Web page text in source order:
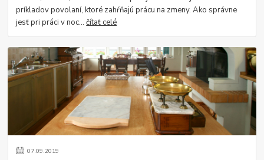
príkladov povolaní, ktoré zahŕňajú prácu na zmeny. Ako správne
jesť pri práci v noc...čítať celé
07.09.2019